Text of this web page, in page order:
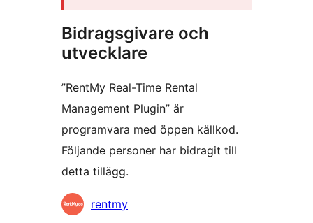
Bidragsgivare och
utvecklare
”RentMy Real-Time Rental
Management Plugin” är
programvara med öppen källkod.
Följande personer har bidragit till
detta tillägg.
Bidragande
rentmy